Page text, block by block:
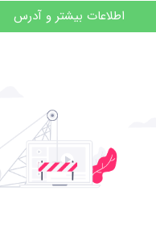
اطلاعات بیشتر و آدرس